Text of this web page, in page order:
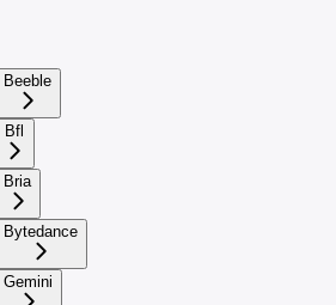
Beeble
Bfl
Bria
Bytedance
Gemini